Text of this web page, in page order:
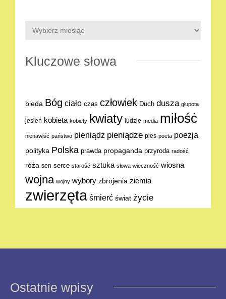
Kluczowe słowa
bieda Bóg ciało czas człowiek Duch dusza głupota
jesień kobieta kobiety kwiaty ludzie media miłośċ
nienawiść państwo pieniądz pieniądze pies poeta poezja
polityka Polska prawda propaganda przyroda radość
róża sen serce starość sztuka słowa wieczność wiosna
wojna wojny wybory zbrojenia ziemia
zwierzęta śmierć świat życie
Ostatnie wpisy